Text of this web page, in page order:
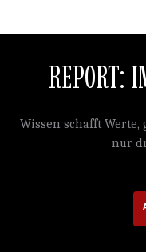
REPORT:
Wissen schafft
nur